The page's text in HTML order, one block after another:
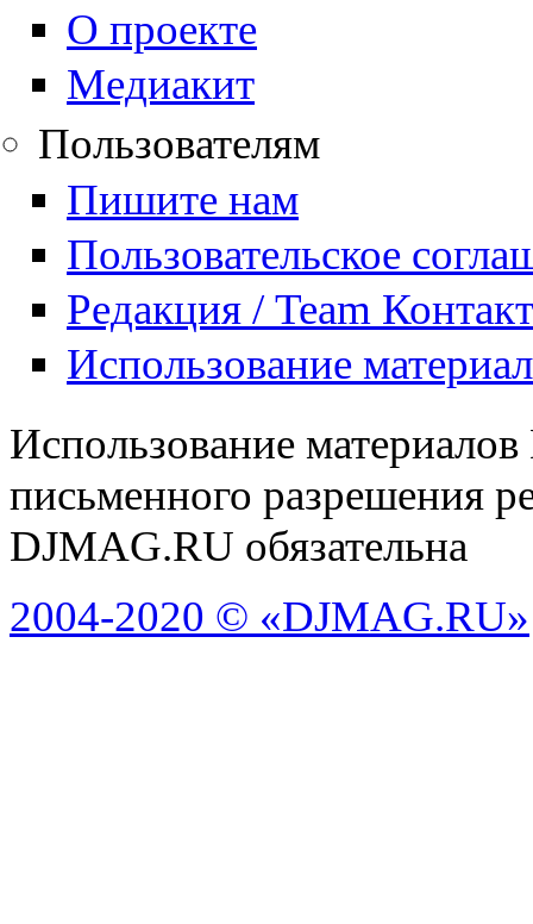
О проекте
Медиакит
Пользователям
Пишите нам
Пользовательское
Редакция / Team
Использование
Использование
письменного разрешения
DJMAG.RU обязательна
2004-2020 © «DJMAG.RU»